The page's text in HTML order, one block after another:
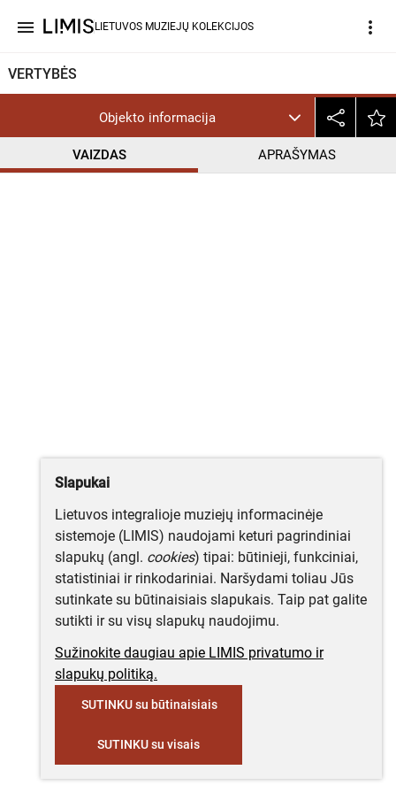
menu LIETUVOS MUZIEJŲ KOLEKCIJOS more_vert
VERTYBĖS
Objekto informacija
VAIZDAS APRAŠYMAS
Slapukai
Lietuvos integralioje muziejų informacinėje
sistemoje (LIMIS) naudojami keturi pagrindiniai
slapukų (angl. cookies) tipai: būtinieji, funkciniai,
statistiniai ir rinkodariniai. Naršydami toliau Jūs
sutinkate su būtinaisiais slapukais. Taip pat galite
sutikti ir su visų slapukų naudojimu.
Sužinokite daugiau apie LIMIS privatumo ir
slapukų politiką.
SUTINKU su būtinaisiais
SUTINKU su visais